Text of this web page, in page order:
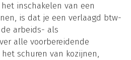
inschakelen van een
is dat je een verlaagd btw-
arbeids- als
alle voorbereidende
schuren van kozijnen,